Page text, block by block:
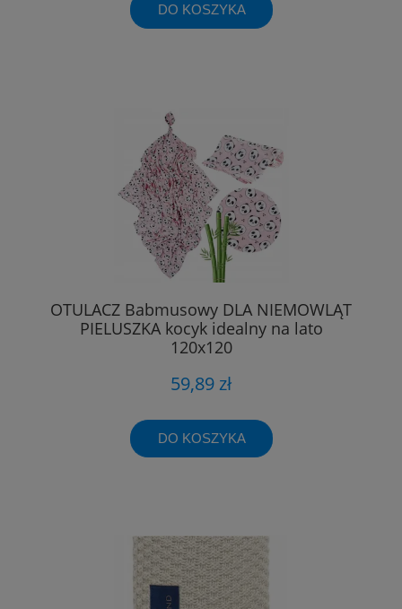
DO KOSZYKA
OTULACZ Babmusowy DLA NIEMOWLĄT
PIELUSZKA kocyk idealny na lato
120x120
59,89 zł
DO KOSZYKA